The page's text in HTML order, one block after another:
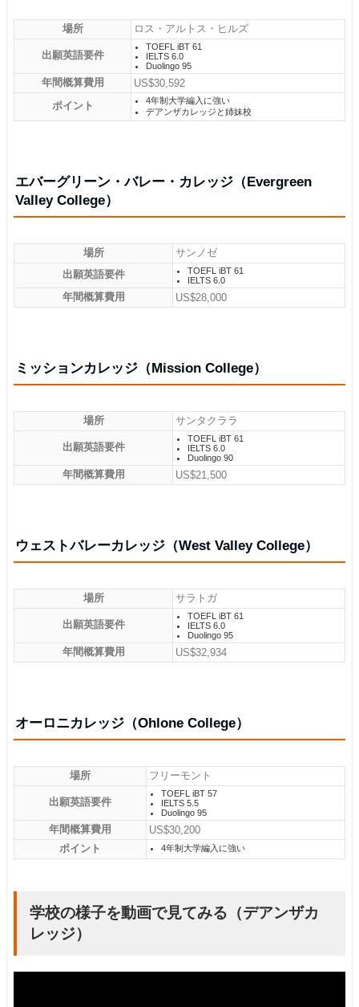
場所 ロス・アルトス・ヒルズ
出願英語要件
TOEFL iBT 61
IELTS 6.0
Duolingo 95
年間概算費用
US$30,592
ポイント
4年制大学編入に強い
デアンザカレッジと姉妹校
エバーグリーン・バレー・カレッジ（Evergreen
Valley College）
場所
サンノゼ
出願英語要件
TOEFL iBT 61
IELTS 6.0
年間概算費用 US$28,000
ミッションカレッジ（Mission College）
場所 サンタクララ
出願英語要件
TOEFL iBT 61
IELTS 6.0
Duolingo 90
年間概算費用 US$21,500
ウェストバレーカレッジ（West Valley College）
場所 サラトガ
出願英語要件
TOEFL iBT 61
IELTS 6.0
Duolingo 95
年間概算費用 US$32,934
オーロニカレッジ（Ohlone College）
場所 フリーモント
出願英語要件
TOEFL iBT 57
IELTS 5.5
Duolingo 95
年間概算費用
US$30,200
ポイント
4年制大学編入に強い
学校の様子を動画で見てみる（デアンザカ
レッジ）